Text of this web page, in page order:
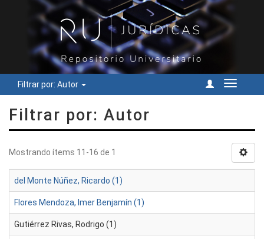
Filtrar por: Autor
Cambiar
Filtrar por: Autor
Mostrando ítems 11-16 de 1
del Monte Núñez, Ricardo (1)
Flores Mendoza, Imer Benjamín (1)
Gutiérrez Rivas, Rodrigo (1)